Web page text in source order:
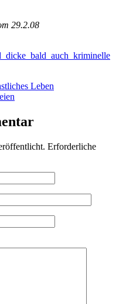
29.2.08
Leben
Erforderliche